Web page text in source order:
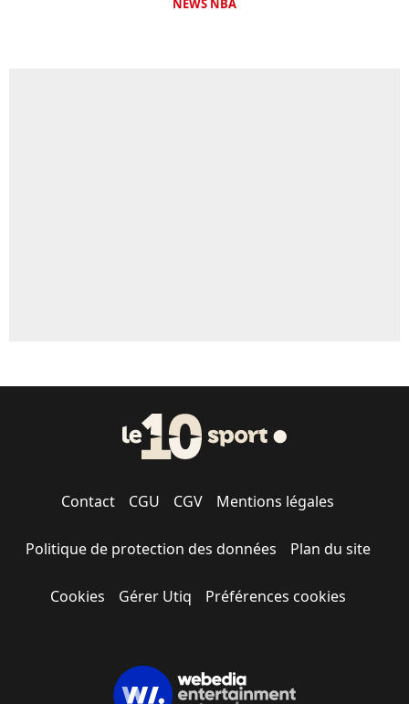
NEWS NBA
Contact CGU CGV Mentions légales
Politique de protection des données Plan du site
Cookies Gérer Utiq Préférences cookies